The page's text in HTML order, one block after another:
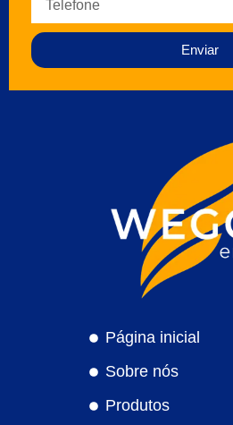
Enviar
Página inicial
Sobre nós
Produtos